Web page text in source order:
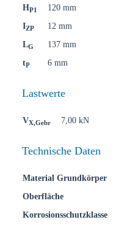
HP1
120 mm
IZP
12 mm
LG
137 mm
tP 6 mm
Lastwerte
VX,Gebr 7,00 kN
Technische Daten
Material Grundkörper
Oberfläche
Korrosionsschutzklasse